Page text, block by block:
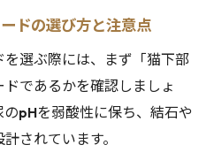
ドの選び方と注意点
選ぶ際には、まず「猫下部
であるかを確認しましょ
pHを弱酸性に保ち、結石や
されています。